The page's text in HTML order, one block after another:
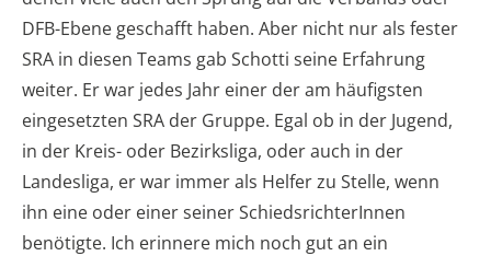
DFB-Ebene geschafft haben. Aber nicht nur als fester
SRA in diesen Teams gab Schotti seine Erfahrung
weiter. Er war jedes Jahr einer der am häufigsten
eingesetzten SRA der Gruppe. Egal ob in der Jugend,
in der Kreis- oder Bezirksliga, oder auch in der
Landesliga, er war immer als Helfer zu Stelle, wenn
ihn eine oder einer seiner SchiedsrichterInnen
benötigte. Ich erinnere mich noch gut an ein